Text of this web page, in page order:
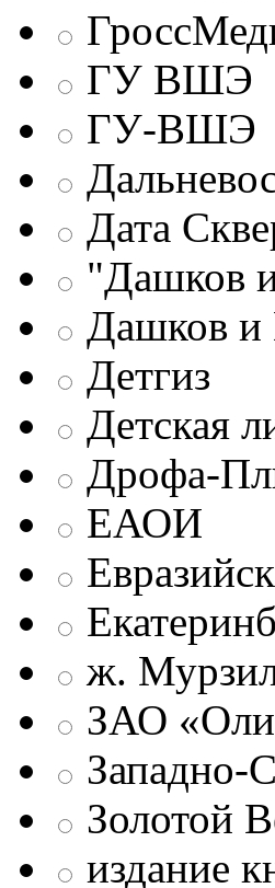
ГУ ВШЭ
ГУ-ВШЭ
Дата
"Дашков
Дашков и
Детгиз
Детская
Дрофа-
ЕАОИ
ж.
ЗАО
Западно-
Золотой
издание